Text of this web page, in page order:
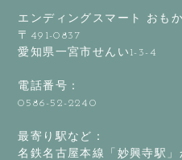
エンディングスマート おも
〒491-0837
愛知県一宮市せんい1-3-4
電話番号：
0586-52-2240
最寄り駅など：
名鉄名古屋本線「妙興寺駅」